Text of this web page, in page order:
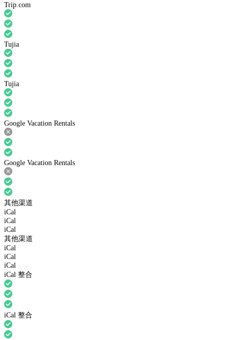
Trip.com
Tujia
Tujia
Google Vacation Rentals
Google Vacation Rentals
其他渠道
iCal
iCal
iCal
其他渠道
iCal
iCal
iCal
iCal 整合
iCal 整合